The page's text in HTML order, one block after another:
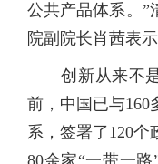
公共产品体系。”
院副院长肖茜表示
创新从来不是“
前，中国已与160
系，签署了120
80余家“一带一